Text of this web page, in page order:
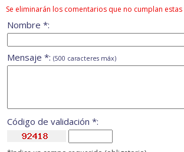
Se eliminarán los comentarios que no cumplan
Nombre *:
Mensaje *: (500 caracteres máx)
Código de validación *: